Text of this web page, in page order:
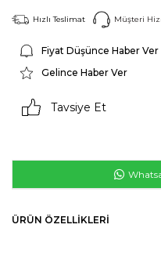
Hızlı Teslimat Müşteri
Fiyat Düşünce Haber Ver
Gelince Haber Ver
Tavsiye Et
ÜRÜN ÖZELLIKLERI